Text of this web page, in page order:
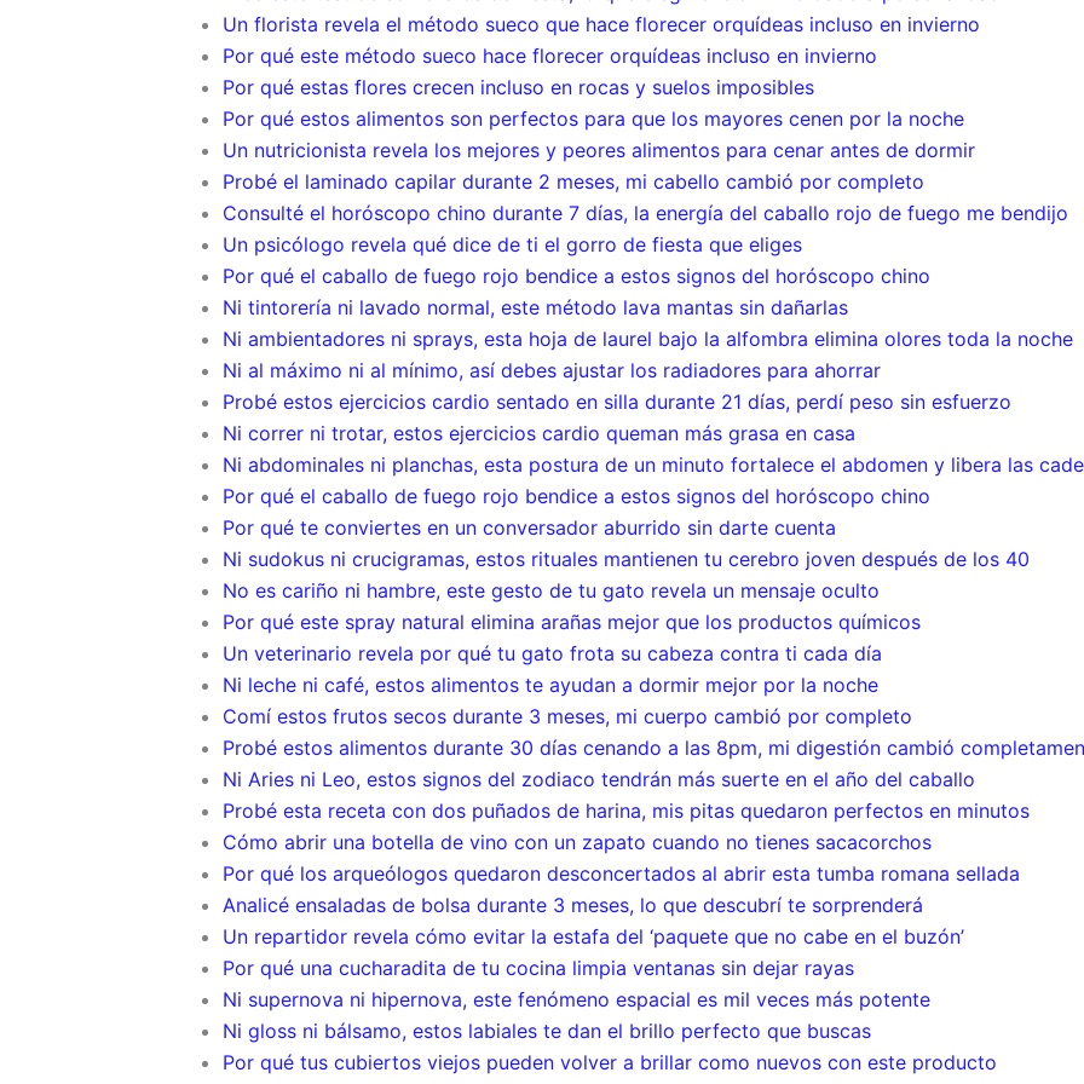
Un florista revela el método sueco que hace florecer orquídeas incluso en invierno
Por qué este método sueco hace florecer orquídeas incluso en invierno
Por qué estas flores crecen incluso en rocas y suelos imposibles
Por qué estos alimentos son perfectos para que los mayores cenen por la noche
Un nutricionista revela los mejores y peores alimentos para cenar antes de dormir
Probé el laminado capilar durante 2 meses, mi cabello cambió por completo
Consulté el horóscopo chino durante 7 días, la energía del caballo rojo de fuego me bendijo
Un psicólogo revela qué dice de ti el gorro de fiesta que eliges
Por qué el caballo de fuego rojo bendice a estos signos del horóscopo chino
Ni tintorería ni lavado normal, este método lava mantas sin dañarlas
Ni ambientadores ni sprays, esta hoja de laurel bajo la alfombra elimina olores toda la noche
Ni al máximo ni al mínimo, así debes ajustar los radiadores para ahorrar
Probé estos ejercicios cardio sentado en silla durante 21 días, perdí peso sin esfuerzo
Ni correr ni trotar, estos ejercicios cardio queman más grasa en casa
Ni abdominales ni planchas, esta postura de un minuto fortalece el abdomen y libera las
Por qué el caballo de fuego rojo bendice a estos signos del horóscopo chino
Por qué te conviertes en un conversador aburrido sin darte cuenta
Ni sudokus ni crucigramas, estos rituales mantienen tu cerebro joven después de los 40
No es cariño ni hambre, este gesto de tu gato revela un mensaje oculto
Por qué este spray natural elimina arañas mejor que los productos químicos
Un veterinario revela por qué tu gato frota su cabeza contra ti cada día
Ni leche ni café, estos alimentos te ayudan a dormir mejor por la noche
Comí estos frutos secos durante 3 meses, mi cuerpo cambió por completo
Probé estos alimentos durante 30 días cenando a las 8pm, mi digestión cambió
Ni Aries ni Leo, estos signos del zodiaco tendrán más suerte en el año del caballo
Probé esta receta con dos puñados de harina, mis pitas quedaron perfectos en minutos
Cómo abrir una botella de vino con un zapato cuando no tienes sacacorchos
Por qué los arqueólogos quedaron desconcertados al abrir esta tumba romana sellada
Analicé ensaladas de bolsa durante 3 meses, lo que descubrí te sorprenderá
Un repartidor revela cómo evitar la estafa del ‘paquete que no cabe en el buzón’
Por qué una cucharadita de tu cocina limpia ventanas sin dejar rayas
Ni supernova ni hipernova, este fenómeno espacial es mil veces más potente
Ni gloss ni bálsamo, estos labiales te dan el brillo perfecto que buscas
Por qué tus cubiertos viejos pueden volver a brillar como nuevos con este producto